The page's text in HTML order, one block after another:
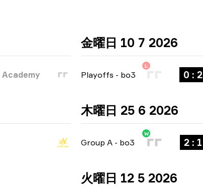
Academy
金曜日 10 7 2026
Playoffs - bo3
L
0 : 2
木曜日 25 6 2026
Group A - bo3
W
2 : 1
火曜日 12 5 2026